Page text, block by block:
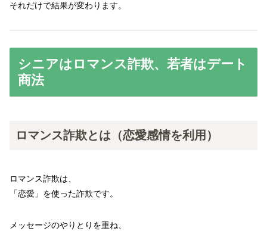
それだけで結果が変わります。
シニアはロマンス詐欺、若者はデート
商法
ロマンス詐欺とは（恋愛感情を利用）
ロマンス詐欺は、
「恋愛」を使った詐欺です。
メッセージのやりとりを重ね、